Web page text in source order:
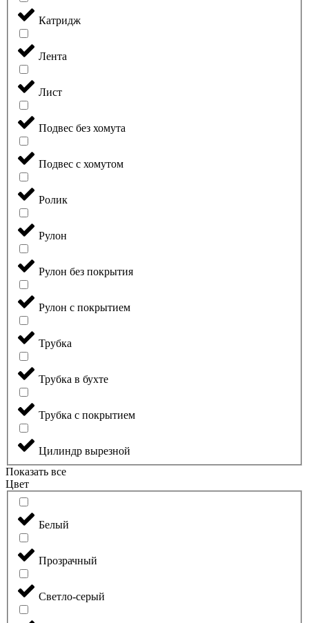
Катридж
Лента
Лист
Подвес без хомута
Подвес с хомутом
Ролик
Рулон
Рулон без покрытия
Рулон с покрытием
Трубка
Трубка в бухте
Трубка с покрытием
Цилиндр вырезной
Показать все
Цвет
Белый
Прозрачный
Светло-серый